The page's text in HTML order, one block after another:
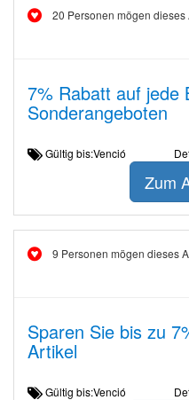
20 Personen mögen dieses
7% Rabatt auf jede
Sonderangeboten
Gültig bis:Venció
Zum
9 Personen mögen dieses
Sparen Sie bis zu
Artikel
Gültig bis:Venció